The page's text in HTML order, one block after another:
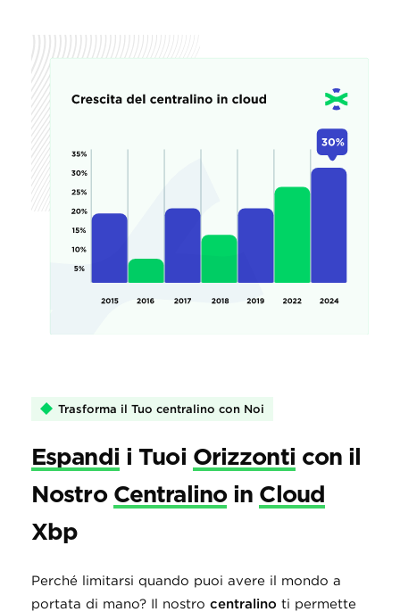
Trasforma il Tuo centralino con Noi
Espandi i Tuoi Orizzonti con il
Nostro Centralinoin Cloud
Xbp
Perché limitarsi quando puoi avere il mondo a
portata di mano? Il nostro centralino ti permette